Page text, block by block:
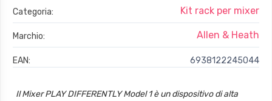
Categoria:
Kit rack per mixer
Marchio: Allen & Heath
EAN: 6938122245044
Il Mixer PLAY DIFFERENTLY Model 1 è un dispositivo di alta